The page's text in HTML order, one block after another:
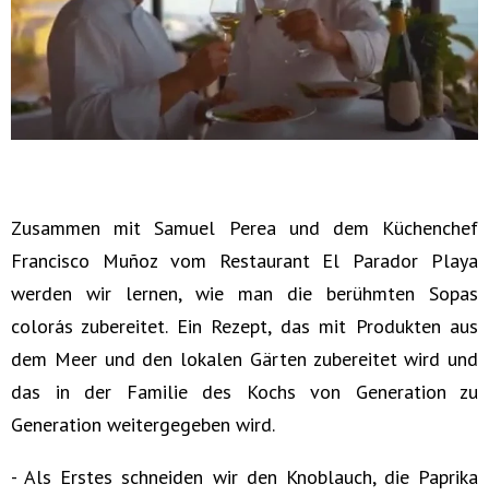
Zusammen mit Samuel Perea und dem Küchenchef
Francisco Muñoz vom Restaurant El Parador Playa
werden wir lernen, wie man die berühmten Sopas
colorás zubereitet. Ein Rezept, das mit Produkten aus
dem Meer und den lokalen Gärten zubereitet wird und
das in der Familie des Kochs von Generation zu
Generation weitergegeben wird.
- Als Erstes schneiden wir den Knoblauch, die Paprika